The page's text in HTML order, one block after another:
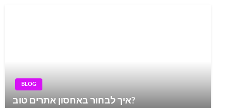
BLOG
איך לבחור באחסון אתרים טוב?